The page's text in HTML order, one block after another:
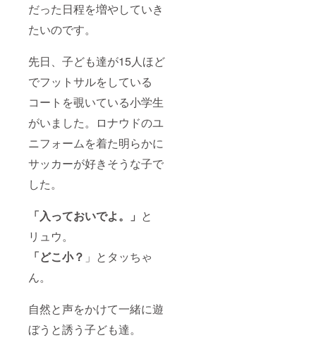
だった日程を増やしていき
たいのです。
先日、子ども達が15人ほど
でフットサルをしている
コートを覗いている小学生
がいました。ロナウドのユ
ニフォームを着た明らかに
サッカーが好きそうな子で
した。
「入っておいでよ。」 と
リュウ。
「どこ小？ 」とタッちゃ
ん。
自然と声をかけて一緒に遊
ぼうと誘う子ども達。